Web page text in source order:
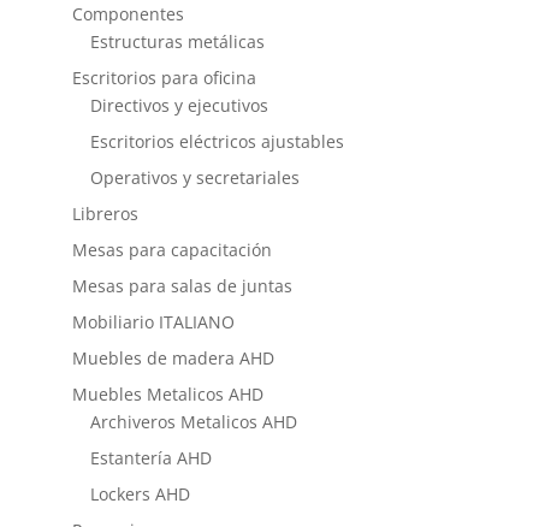
Componentes
Estructuras metálicas
Escritorios para oficina
Directivos y ejecutivos
Escritorios eléctricos ajustables
Operativos y secretariales
Libreros
Mesas para capacitación
Mesas para salas de juntas
Mobiliario ITALIANO
Muebles de madera AHD
Muebles Metalicos AHD
Archiveros Metalicos AHD
Estantería AHD
Lockers AHD